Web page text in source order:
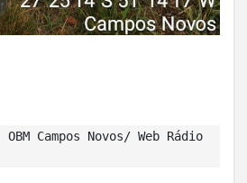
OBM Campos Novos/ Web Rádio